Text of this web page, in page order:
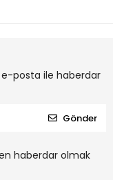
posta ile haberdar
Gönder
haberdar olmak